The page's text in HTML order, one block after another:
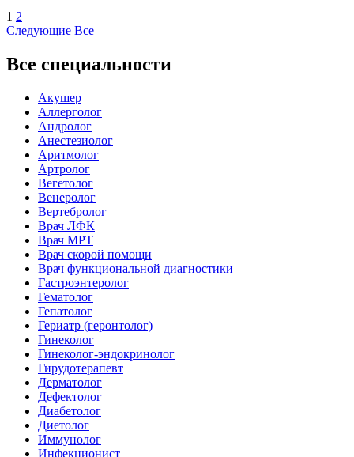
1 2
Следующие Все
Все специальности
Акушер
Аллерголог
Андролог
Анестезиолог
Аритмолог
Артролог
Вегетолог
Венеролог
Вертебролог
Врач ЛФК
Врач МРТ
Врач скорой помощи
Врач функциональной диагностики
Гастроэнтеролог
Гематолог
Гепатолог
Гериатр (геронтолог)
Гинеколог
Гинеколог-эндокринолог
Гирудотерапевт
Дерматолог
Дефектолог
Диабетолог
Диетолог
Иммунолог
Инфекционист